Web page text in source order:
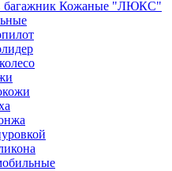
багажник Кожаные "ЛЮКС"